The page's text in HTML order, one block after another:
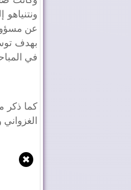
عن
بهدف
في
كما ذكر
✖